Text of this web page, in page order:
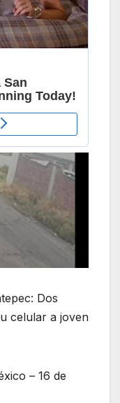
Dos
celular a joven
– 16 de